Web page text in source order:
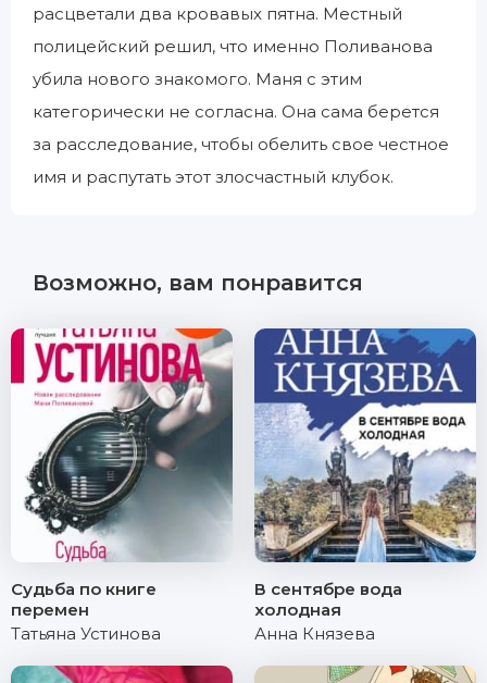
расцветали два кровавых пятна. Местный
полицейский решил, что именно Поливанова
убила нового знакомого. Маня с этим
категорически не согласна. Она сама берется
за расследование, чтобы обелить свое честное
имя и распутать этот злосчастный клубок.
Возможно, вам понравится
Судьба по книге
перемен
Татьяна Устинова
В сентябре вода
холодная
Анна Князева